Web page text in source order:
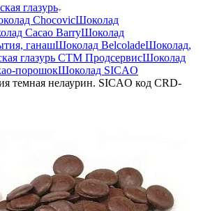
глазурь
ChocovicШоколад
Cacao BarryШоколад
ганашШоколад BelcoladeШоколад,
глазурь СТМ ПродсервисШоколад
порошокШоколад SICAO
темная нелаурин. SICAO код CRD-